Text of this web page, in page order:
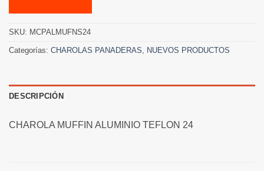
SKU: MCPALMUFNS24
Categorías: CHAROLAS PANADERAS, NUEVOS PRODUCTOS
DESCRIPCIÓN
CHAROLA MUFFIN ALUMINIO TEFLON 24